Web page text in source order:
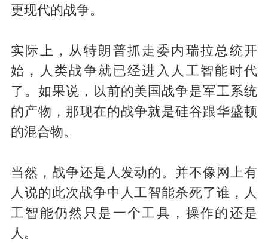
更现代的战争。
实际上，从特朗普抓走委内瑞拉总统开
始，人类战争就已经进入人工智能时代
了。如果说，以前的美国战争是军工系统
的产物，那现在的战争就是硅谷跟华盛顿
的混合物。
当然，战争还是人发动的。并不像网上有
人说的此次战争中人工智能杀死了谁，人
工智能仍然只是一个工具，操作的还是
人。